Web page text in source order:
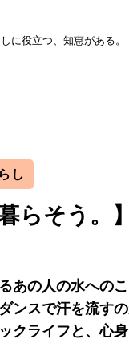
に役立つ、知恵がある。
し
暮らそう。
あの人の水への
ンスで汗を流す
クライフと、心